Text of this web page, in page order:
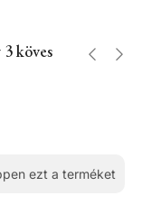
köves
ezt a terméket